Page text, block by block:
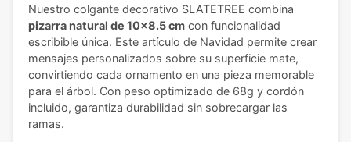
Nuestro colgante decorativo SLATETREE combina
pizarra natural de 10x8.5 cm con funcionalidad
escribible única. Este artículo de Navidad permite crear
mensajes personalizados sobre su superficie mate,
convirtiendo cada ornamento en una pieza memorable
para el árbol. Con peso optimizado de 68g y cordón
incluido, garantiza durabilidad sin sobrecargar las
ramas.